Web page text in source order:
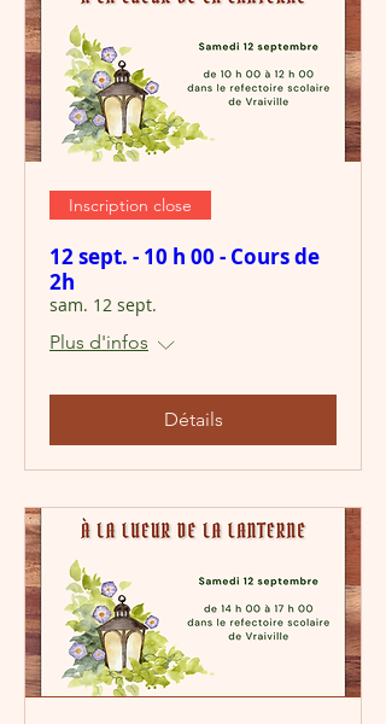
Inscription close
12 sept. - 10 h 00 - Cours de
2h
sam. 12 sept.
Plus d'infos
Détails